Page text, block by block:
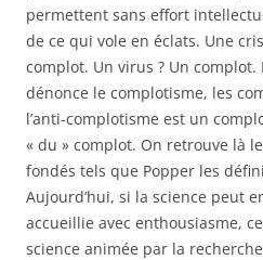
permettent sans effort
de ce qui vole en éclats. Une
complot. Un virus ? Un complot.
dénonce le complotisme, les
l’anti-complotisme est un
« du » complot. On retrouve là
fondés tels que Popper les
Aujourd’hui, si la science peut
accueillie avec enthousiasme,
science animée par la